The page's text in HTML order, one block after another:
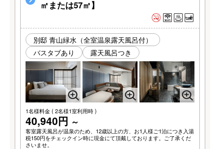
㎡または57㎡】
別邸 青山緑水（全室温泉露天風呂付）
バスタブあり
露天風呂つき
1名様料金( 2名様1室利用時 )
40,940円 ～
客室露天風呂が温泉のため、12歳以上の方、お1人様ご1泊につき入湯
税150円をチェックイン時に現金にて頂戴しております。ご了承くだ
さいませ。